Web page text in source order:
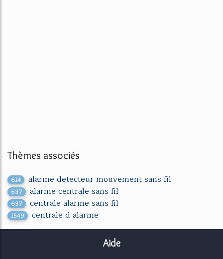
Thèmes associés
614 alarme detecteur mouvement sans fil
637 alarme centrale sans fil
637 centrale alarme sans fil
1549 centrale d alarme
Aide